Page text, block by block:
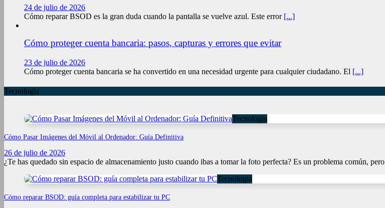
24 de julio de 2026
Cómo reparar BSOD es la gran duda cuando la pantalla se vuelve azul. Este error [...]
Cómo proteger cuenta bancaria: pasos, capturas y errores que evitar
23 de julio de 2026
Cómo proteger cuenta bancaria se ha convertido en una necesidad urgente para cualquier ciudadano. El [...]
Tecnologia
Tecnologia
Cómo Pasar Imágenes del Móvil al Ordenador: Guía Definitiva
26 de julio de 2026
¿Te has quedado sin espacio de almacenamiento justo cuando ibas a tomar la foto perfecta? Es un problema común, pero
Tecnologia
Cómo reparar BSOD: guía completa para estabilizar tu PC